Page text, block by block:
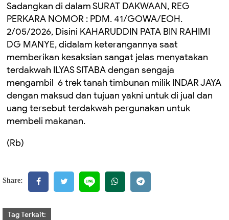
Sadangkan di dalam SURAT DAKWAAN, REG
PERKARA NOMOR : PDM. 41/GOWA/EOH.
2/05/2026, Disini KAHARUDDIN PATA BIN RAHIMI
DG MANYE, didalam keterangannya saat
memberikan kesaksian sangat jelas menyatakan
terdakwah ILYAS SITABA dengan sengaja
mengambil 6 trek tanah timbunan milik INDAR JAYA
dengan maksud dan tujuan yakni untuk di jual dan
uang tersebut terdakwah pergunakan untuk
membeli makanan.
(Rb)
Share:
Tag Terkait: